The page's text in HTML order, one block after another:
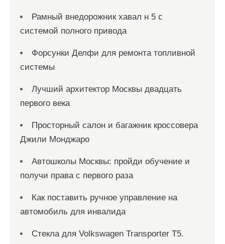
Рамный внедорожник хавал н 5 с
системой полного привода
Форсунки Делфи для ремонта топливной
системы
Лучший архитектор Москвы двадцать
первого века
Просторный салон и багажник кроссовера
Джили Монджаро
Автошколы Москвы: пройди обучение и
получи права с первого раза
Как поставить ручное управление на
автомобиль для инвалида
Стекла для Volkswagen Transporter T5.